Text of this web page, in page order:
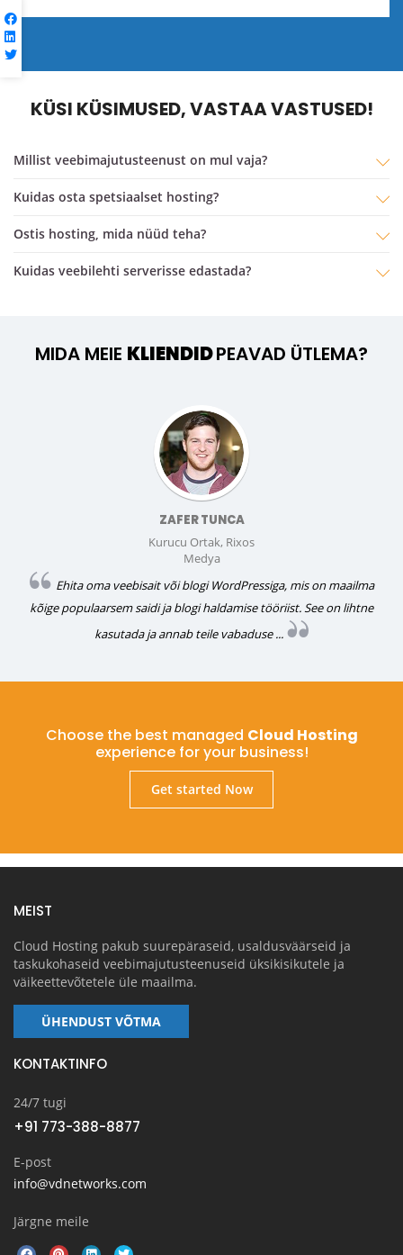
KÜSI KÜSIMUSED, VASTAA VASTUSED!
Millist veebimajutusteenust on mul vaja?
Kuidas osta spetsiaalset hosting?
ostis hosting, mida nüüd teha?
Kuidas veebilehti serverisse edastada?
MIDA MEIE KLIENDIDPEAVAD ÜTLEMA?
ZAFER TUNCA
Kurucu Ortak, Rixos
Medya
Ehita oma veebisait või blogi WordPressiga, mis on maailma
kõige populaarsem saidi ja blogi haldamise tööriist. See on lihtne
kasutada ja annab teile vabaduse ...
Choose the best managed Cloud Hosting
experience for your business!
Get started Now
MEIST
Cloud Hosting pakub suurepäraseid, usaldusväärseid ja
taskukohaseid veebimajutusteenuseid üksikisikutele ja
väikeettevõtetele üle maailma.
ÜHENDUST VÕTMA
KONTAKTINFO
24/7 tugi
+91 773-388-8877
E-post
info@vdnetworks.com
Järgne meile